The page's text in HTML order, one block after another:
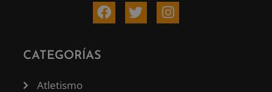
CATEGORÍAS
Atletismo